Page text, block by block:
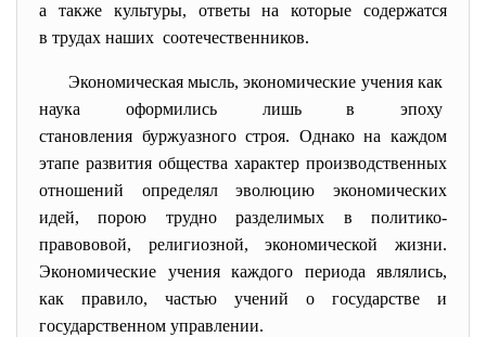
а также культуры, ответы на которые содержатся
в трудах наших соотечественников.
Экономическая мысль, экономические учения как
наука оформились лишь в эпоху
становления буржуазного строя. Однако на каждом
этапе развития общества характер производственных
отношений определял эволюцию экономических
идей, порою трудно разделимых в политико-
правововой, религиозной, экономической жизни.
Экономические учения каждого периода являлись,
как правило, частью учений о государстве и
государственном управлении.